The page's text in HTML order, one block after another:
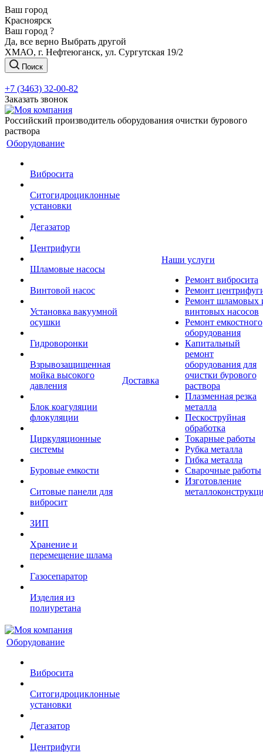
Ваш город
Красноярск
Ваш город ?
Да, все верно Выбрать другой
ХМАО, г. Нефтеюганск, ул. Сургутская 19/2
Поиск
+7 (3463) 32-00-82
Заказать звонок
Российский производитель оборудования очистки бурового
раствора
Оборудование
Вибросита
Ситогидроциклонные
установки
Дегазатор
Центрифуги
Шламовые насосы
Винтовой насос
Установка вакуумной
осушки
Гидроворонки
Взрывозащищенная
мойка высокого
давления
Блок коагуляции
флокуляции
Циркуляционные
системы
Буровые емкости
Ситовые панели для
вибросит
ЗИП
Хранение и
перемещение шлама
Газосепаратор
Изделия из
полиуретана
Доставка
Наши услуги
Ремонт вибросита
Ремонт
Ремонт шламовых
винтовых насосов
Ремонт емкостного
оборудования
Капитальный
ремонт
оборудования для
очистки бурового
раствора
Плазменная резка
металла
Пескоструйная
обработка
Токарные работы
Рубка металла
Гибка металла
Сварочные работы
Изготовление
Оборудование
Вибросита
Ситогидроциклонные
установки
Дегазатор
Центрифуги